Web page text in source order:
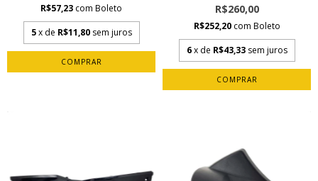
R$57,23 com Boleto
5 x de R$11,80 sem juros
R$260,00
R$252,20 com Boleto
6 x de R$43,33 sem juros